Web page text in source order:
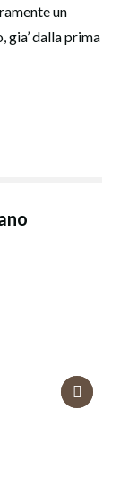
un
gia’ dalla prima